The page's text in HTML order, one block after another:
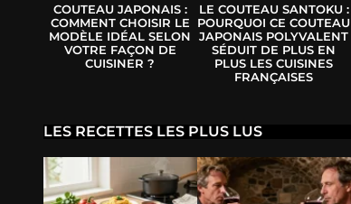
COUTEAU JAPONAIS :
COMMENT CHOISIR LE
MODÈLE IDÉAL SELON
VOTRE FAÇON DE
CUISINER ?
LE COUTEAU SANTOKU :
POURQUOI CE COUTEAU
JAPONAIS POLYVALENT
SÉDUIT DE PLUS EN
PLUS LES CUISINES
FRANÇAISES
LES RECETTES LES PLUS LUS